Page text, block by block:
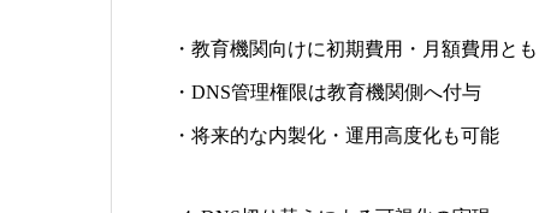
・教育機関向けに初期費用・月額費用と
・DNS管理権限は教育機関側へ付与
・将来的な内製化・運用高度化も可能